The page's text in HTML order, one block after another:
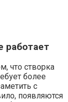
работает
что створка
более
с
появляются